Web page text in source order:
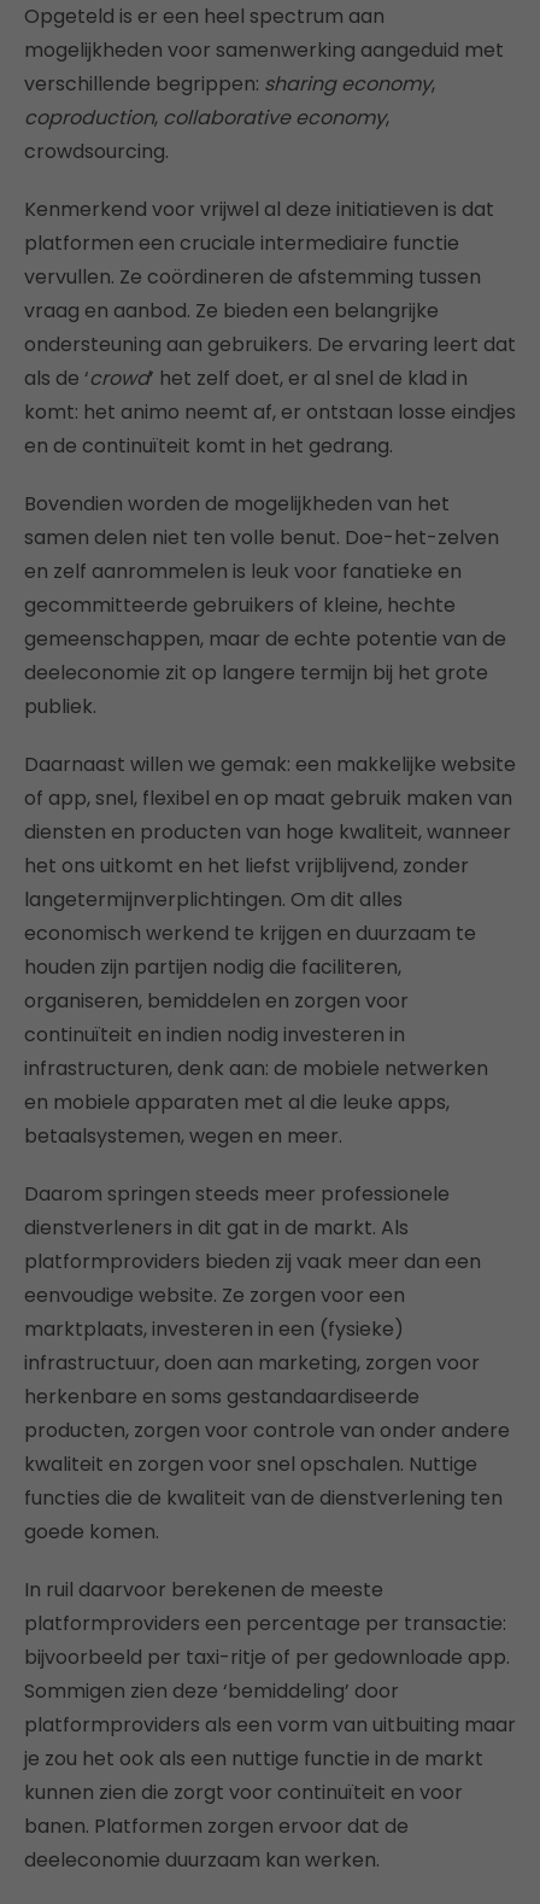
Opgeteld is er een heel spectrum aan
mogelijkheden voor samenwerking aangeduid met
verschillende begrippen: sharing economy,
coproduction, collaborative economy,
crowdsourcing.
Kenmerkend voor vrijwel al deze initiatieven is dat
platformen een cruciale intermediaire functie
vervullen. Ze coördineren de afstemming tussen
vraag en aanbod. Ze bieden een belangrijke
ondersteuning aan gebruikers. De ervaring leert dat
als de ‘crowd’ het zelf doet, er al snel de klad in
komt: het animo neemt af, er ontstaan losse eindjes
en de continuïteit komt in het gedrang.
Bovendien worden de mogelijkheden van het
samen delen niet ten volle benut. Doe-het-zelven
en zelf aanrommelen is leuk voor fanatieke en
gecommitteerde gebruikers of kleine, hechte
gemeenschappen, maar de echte potentie van de
deeleconomie zit op langere termijn bij het grote
publiek.
Daarnaast willen we gemak: een makkelijke website
of app, snel, flexibel en op maat gebruik maken van
diensten en producten van hoge kwaliteit, wanneer
het ons uitkomt en het liefst vrijblijvend, zonder
langetermijnverplichtingen. Om dit alles
economisch werkend te krijgen en duurzaam te
houden zijn partijen nodig die faciliteren,
organiseren, bemiddelen en zorgen voor
continuïteit en indien nodig investeren in
infrastructuren, denk aan: de mobiele netwerken
en mobiele apparaten met al die leuke apps,
betaalsystemen, wegen en meer.
Daarom springen steeds meer professionele
dienstverleners in dit gat in de markt. Als
platformproviders bieden zij vaak meer dan een
eenvoudige website. Ze zorgen voor een
marktplaats, investeren in een (fysieke)
infrastructuur, doen aan marketing, zorgen voor
herkenbare en soms gestandaardiseerde
producten, zorgen voor controle van onder andere
kwaliteit en zorgen voor snel opschalen. Nuttige
functies die de kwaliteit van de dienstverlening ten
goede komen.
In ruil daarvoor berekenen de meeste
platformproviders een percentage per transactie:
bijvoorbeeld per taxi-ritje of per gedownloade app.
Sommigen zien deze ‘bemiddeling’ door
platformproviders als een vorm van uitbuiting maar
je zou het ook als een nuttige functie in de markt
kunnen zien die zorgt voor continuïteit en voor
banen. Platformen zorgen ervoor dat de
deeleconomie duurzaam kan werken.